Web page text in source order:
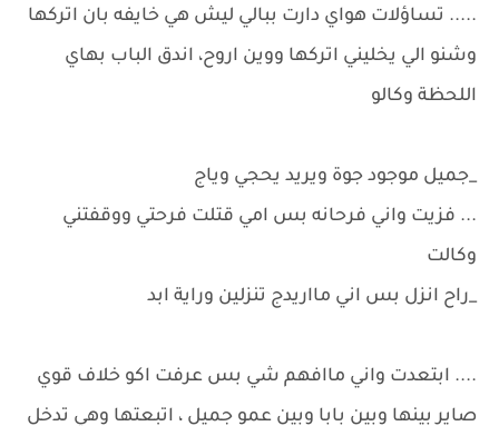
..... تساؤلات هواي دارت ببالي ليش هي خايفه بان اتركها
وشنو الي يخليني اتركها ووين اروح، اندق الباب بهاي
اللحظة وكالو
_جميل موجود جوة ويريد يحجي وياج
... فزيت واني فرحانه بس امي قتلت فرحتي ووقفتني
وكالت
_راح انزل بس اني مااريدج تنزلين وراية ابد
.... ابتعدت واني ماافهم شي بس عرفت اكو خلاف قوي
صاير بينها وبين بابا وبين عمو جميل ، اتبعتها وهي تدخل